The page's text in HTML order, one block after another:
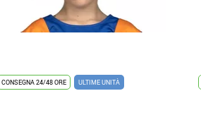
CONSEGNA 24/48 ORE ULTIME UNITÀ